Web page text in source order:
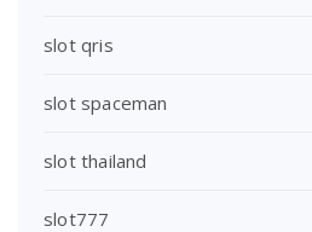
slot qris
slot spaceman
slot thailand
slot777